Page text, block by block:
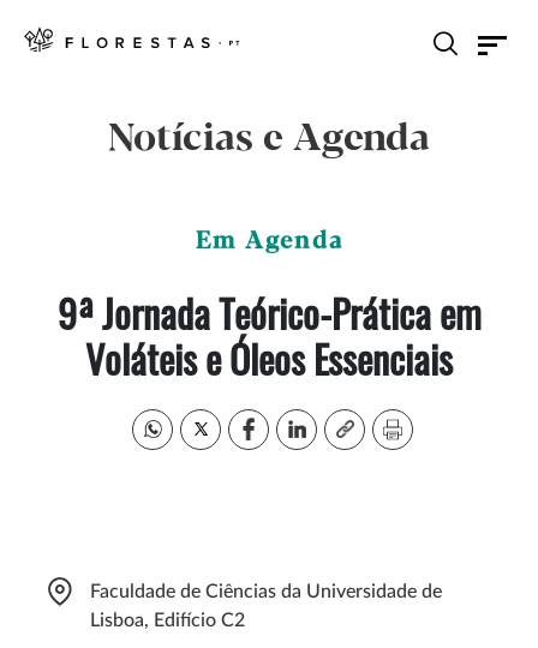
Notícias e Agenda
Em Agenda
9ª Jornada Teórico-Prática em
Voláteis e Óleos Essenciais
Faculdade de Ciências da Universidade de
Lisboa, Edifício C2